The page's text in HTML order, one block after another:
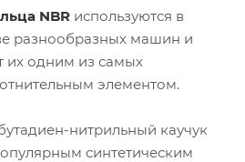
NBR используются в
разнообразных машин и
их одним из самых
элементом.
нитрильный каучук
синтетическим